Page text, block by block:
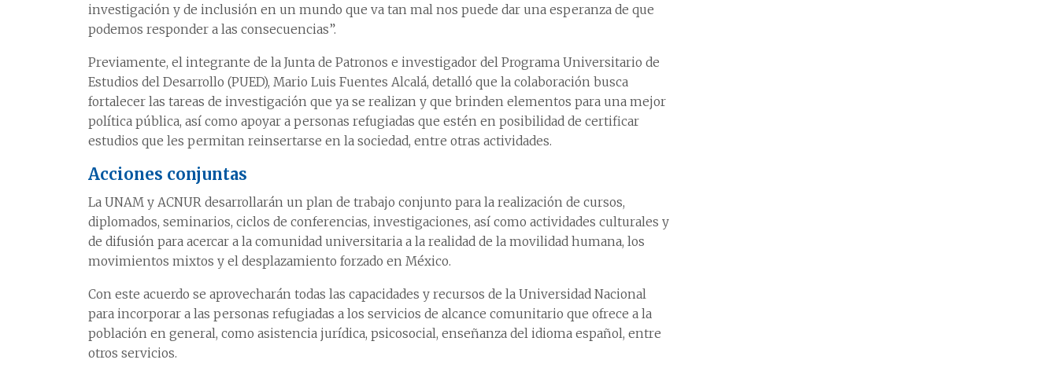
investigación y de inclusión en un mundo que va tan mal nos puede dar una esperanza de que
podemos responder a las consecuencias”.
Previamente, el integrante de la Junta de Patronos e investigador del Programa Universitario de
Estudios del Desarrollo (PUED), Mario Luis Fuentes Alcalá, detalló que la colaboración busca
fortalecer las tareas de investigación que ya se realizan y que brinden elementos para una mejor
política pública, así como apoyar a personas refugiadas que estén en posibilidad de certificar
estudios que les permitan reinsertarse en la sociedad, entre otras actividades.
Acciones conjuntas
La UNAM y ACNUR desarrollarán un plan de trabajo conjunto para la realización de cursos,
diplomados, seminarios, ciclos de conferencias, investigaciones, así como actividades culturales y
de difusión para acercar a la comunidad universitaria a la realidad de la movilidad humana, los
movimientos mixtos y el desplazamiento forzado en México.
Con este acuerdo se aprovecharán todas las capacidades y recursos de la Universidad Nacional
para incorporar a las personas refugiadas a los servicios de alcance comunitario que ofrece a la
población en general, como asistencia jurídica, psicosocial, enseñanza del idioma español, entre
otros servicios.